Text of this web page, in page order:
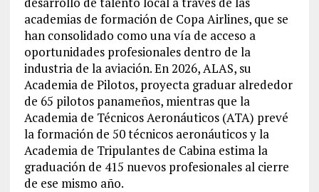
academias de formación de Copa Airlines, que se
han consolidado como una vía de acceso a
oportunidades profesionales dentro de la
industria de la aviación. En 2026, ALAS, su
Academia de Pilotos, proyecta graduar alrededor
de 65 pilotos panameños, mientras que la
Academia de Técnicos Aeronáuticos (ATA) prevé
la formación de 50 técnicos aeronáuticos y la
Academia de Tripulantes de Cabina estima la
graduación de 415 nuevos profesionales al cierre
de ese mismo año.